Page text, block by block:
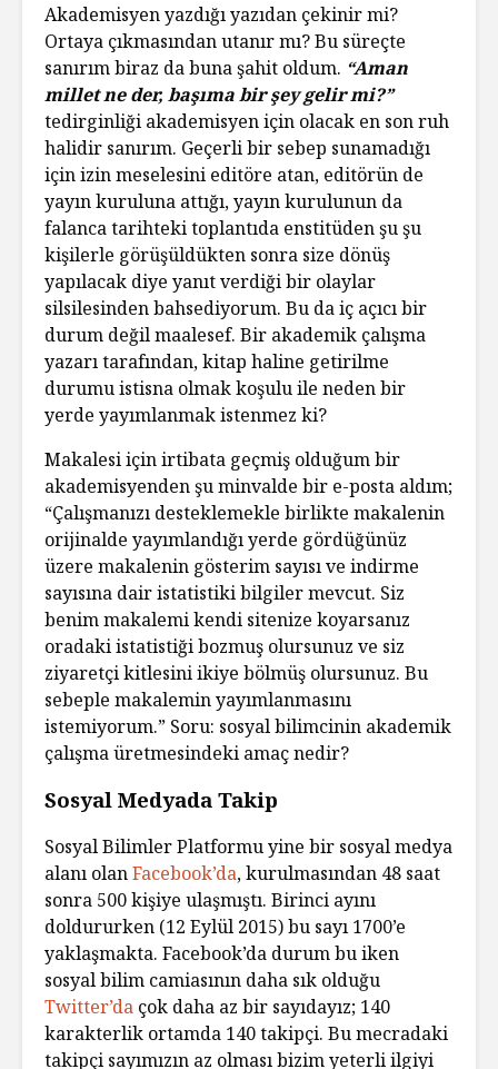
Akademisyen yazdığı yazıdan çekinir mi?
Ortaya çıkmasından utanır mı? Bu süreçte
sanırım biraz da buna şahit oldum. “Aman
millet ne der, başıma bir şey gelir mi?”
tedirginliği akademisyen için olacak en son ruh
halidir sanırım. Geçerli bir sebep sunamadığı
için izin meselesini editöre atan, editörün de
yayın kuruluna attığı, yayın kurulunun da
falanca tarihteki toplantıda enstitüden şu şu
kişilerle görüşüldükten sonra size dönüş
yapılacak diye yanıt verdiği bir olaylar
silsilesinden bahsediyorum. Bu da iç açıcı bir
durum değil maalesef. Bir akademik çalışma
yazarı tarafından, kitap haline getirilme
durumu istisna olmak koşulu ile neden bir
yerde yayımlanmak istenmez ki?
Makalesi için irtibata geçmiş olduğum bir
akademisyenden şu minvalde bir e-posta aldım;
“Çalışmanızı desteklemekle birlikte makalenin
orijinalde yayımlandığı yerde gördüğünüz
üzere makalenin gösterim sayısı ve indirme
sayısına dair istatistiki bilgiler mevcut. Siz
benim makalemi kendi sitenize koyarsanız
oradaki istatistiği bozmuş olursunuz ve siz
ziyaretçi kitlesini ikiye bölmüş olursunuz. Bu
sebeple makalemin yayımlanmasını
istemiyorum.” Soru: sosyal bilimcinin akademik
çalışma üretmesindeki amaç nedir?
Sosyal Medyada Takip
Sosyal Bilimler Platformu yine bir sosyal medya
alanı olanFacebook’da, kurulmasından 48 saat
sonra 500 kişiye ulaşmıştı. Birinci ayını
doldururken (12 Eylül 2015) bu sayı 1700’e
yaklaşmakta. Facebook’da durum bu iken
sosyal bilim camiasının daha sık olduğu
Twitter’da çok daha az bir sayıdayız; 140
karakterlik ortamda 140 takipçi. Bu mecradaki
takipçi sayımızın az olması bizim yeterli ilgiyi